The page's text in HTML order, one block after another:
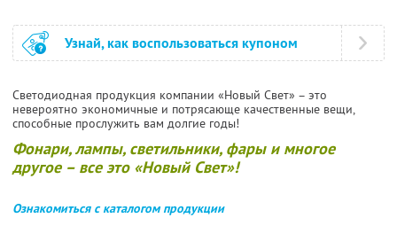
Узнай, как воспользоваться купоном
Светодиодная продукция компании «Новый Свет» – это
невероятно экономичные и потрясающе качественные вещи,
способные прослужить вам долгие годы!
Фонари, лампы, светильники, фары и многое
другое – все это «Новый Свет»!
Ознакомиться с каталогом продукции